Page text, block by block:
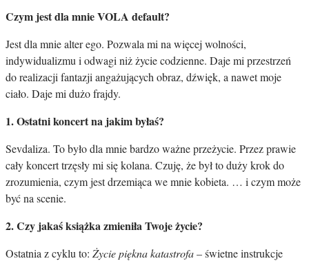
Czym jest dla mnie VOLA default?
Jest dla mnie alter ego. Pozwala mi na więcej wolności,
indywidualizmu i odwagi niż życie codzienne. Daje mi przestrzeń
do realizacji fantazji angażujących obraz, dźwięk, a nawet moje
ciało. Daje mi dużo frajdy.
1. Ostatni koncert na jakim byłaś?
Sevdaliza. To było dla mnie bardzo ważne przeżycie. Przez prawie
cały koncert trzęsły mi się kolana. Czuję, że był to duży krok do
zrozumienia, czym jest drzemiąca we mnie kobieta. … i czym może
być na scenie.
2. Czy jakaś książka zmieniła Twoje życie?
Ostatnia z cyklu to: Życie piękna katastrofa– świetne instrukcje